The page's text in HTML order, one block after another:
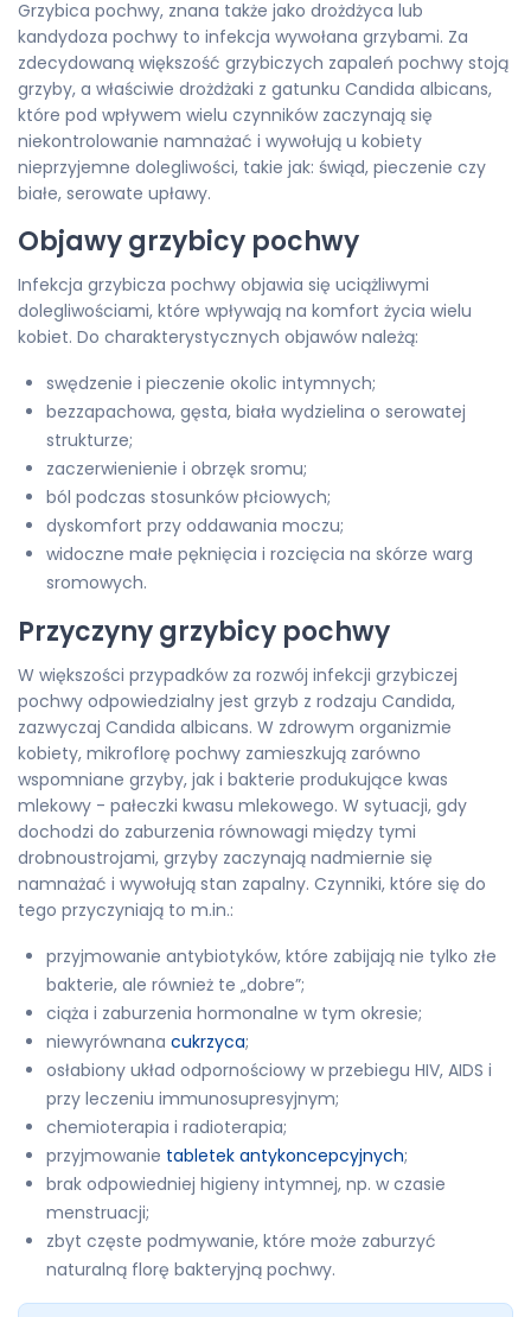
Grzybica pochwy, znana także jako drożdżyca lub
kandydoza pochwy to infekcja wywołana grzybami. Za
zdecydowaną większość grzybiczych zapaleń pochwy stoją
grzyby, a właściwie drożdżaki z gatunku Candida albicans,
które pod wpływem wielu czynników zaczynają się
niekontrolowanie namnażać i wywołują u kobiety
nieprzyjemne dolegliwości, takie jak: świąd, pieczenie czy
białe, serowate upławy.
Objawy grzybicy pochwy
Infekcja grzybicza pochwy objawia się uciążliwymi
dolegliwościami, które wpływają na komfort życia wielu
kobiet. Do charakterystycznych objawów należą:
swędzenie i pieczenie okolic intymnych;
bezzapachowa, gęsta, biała wydzielina o serowatej
strukturze;
zaczerwienienie i obrzęk sromu;
ból podczas stosunków płciowych;
dyskomfort przy oddawania moczu;
widoczne małe pęknięcia i rozcięcia na skórze warg
sromowych.
Przyczyny grzybicy pochwy
W większości przypadków za rozwój infekcji grzybiczej
pochwy odpowiedzialny jest grzyb z rodzaju Candida,
zazwyczaj Candida albicans. W zdrowym organizmie
kobiety, mikroflorę pochwy zamieszkują zarówno
wspomniane grzyby, jak i bakterie produkujące kwas
mlekowy - pałeczki kwasu mlekowego. W sytuacji, gdy
dochodzi do zaburzenia równowagi między tymi
drobnoustrojami, grzyby zaczynają nadmiernie się
namnażać i wywołują stan zapalny. Czynniki, które się do
tego przyczyniają to m.in.:
przyjmowanie antybiotyków, które zabijają nie tylko złe
bakterie, ale również te „dobre”;
ciąża i zaburzenia hormonalne w tym okresie;
niewyrównana cukrzyca;
osłabiony układ odpornościowy w przebiegu HIV, AIDS i
przy leczeniu immunosupresyjnym;
chemioterapia i radioterapia;
przyjmowanie tabletek antykoncepcyjnych;
brak odpowiedniej higieny intymnej, np. w czasie
menstruacji;
zbyt częste podmywanie, które może zaburzyć
naturalną florę bakteryjną pochwy.